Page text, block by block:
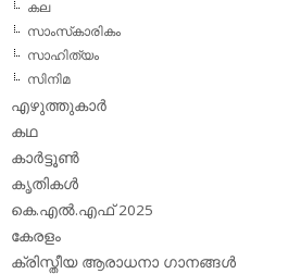
കല
സാംസ്‌കാരികം
സാഹിത്യം
സിനിമ
എഴുത്തുകാര്‍
കഥ
കാര്‍ട്ടൂണ്‍
കൃതികള്‍
കെ.എല്‍.എഫ് 2025
കേരളം
ക്രിസ്തീയ ആരാധനാ ഗാനങ്ങള്‍